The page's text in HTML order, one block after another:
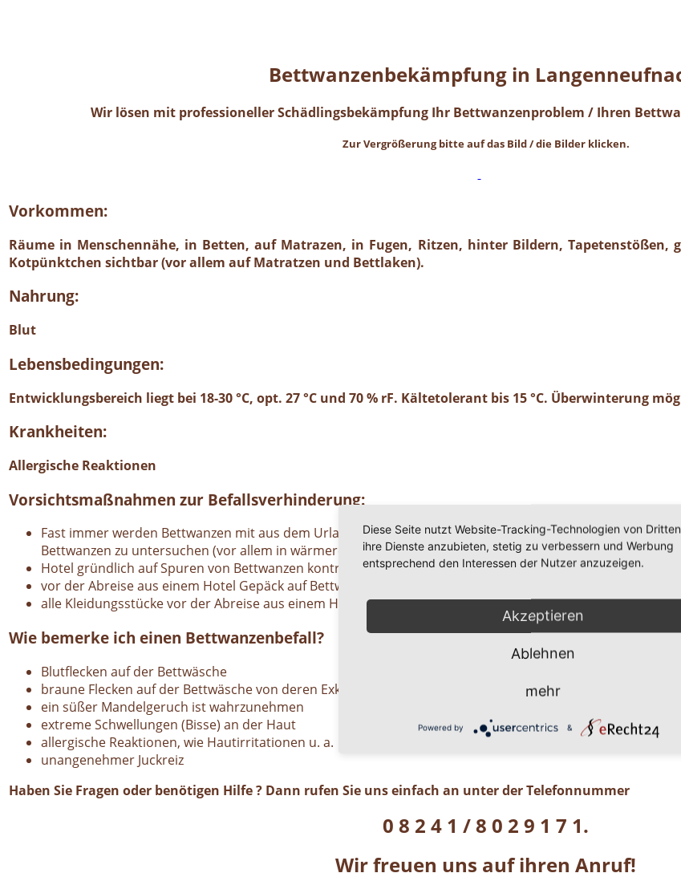
Bettwanzenbekämpfung in
Wir lösen mit professioneller Schädlingsbekämpfung Ihr Bettwanzenproblem / Ihren
Zur Vergrößerung bitte auf das Bild / die Bilder klicken.
Vorkommen:
Räume in Menschennähe, in Betten, auf Matrazen, in Fugen, Ritzen, hinter Bildern, Tapetenstößen,
Kotpünktchen sichtbar (vor allem auf Matratzen und Bettlaken).
Nahrung:
Blut
Lebensbedingungen:
Entwicklungsbereich liegt bei 18-30 °C, opt. 27 °C und 70 % rF. Kältetolerant bis 15 °C. Überwinterung
Krankheiten:
Allergische Reaktionen
Vorsichtsmaßnahmen zur Befallsverhinderung:
Fast immer werden Bettwanzen mit aus dem Urlaubsland nach Hause verschleppt. Deswegen ist es
Bettwanzen zu untersuchen (vor allem in wärmeren Ländern, mittlerweile aber auch in Deutschland).
Hotel gründlich auf Spuren von Bettwanzen kontrollieren
vor der Abreise aus einem Hotel Gepäck auf Bettwanzen kontrollieren
alle Kleidungsstücke vor der Abreise aus einem Hotels kontrollieren
Wie bemerke ich einen Bettwanzenbefall?
Blutflecken auf der Bettwäsche
braune Flecken auf der Bettwäsche von deren Exkrementen
ein süßer Mandelgeruch ist wahrzunehmen
extreme Schwellungen (Bisse) an der Haut
allergische Reaktionen, wie Hautirritationen u. a.
unangenehmer Juckreiz
Haben Sie Fragen oder benötigen Hilfe ? Dann rufen Sie uns einfach an unter der Telefonnummer
0 8 2 4 1 / 8 0 2 9 1 7 1.
Wir freuen uns auf ihren Anruf!
Diese Seite nutzt Website-Tracking-Technologien von
ihre Dienste anzubieten, stetig zu verbessern und Werbung
entsprechend den Interessen der Nutzer anzuzeigen.
Akzeptieren
Ablehnen
mehr
Powered by &